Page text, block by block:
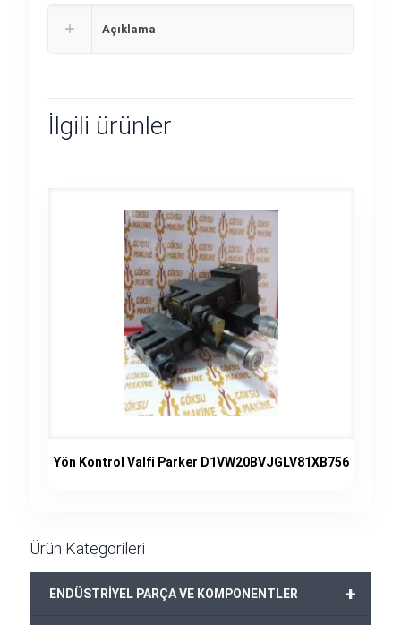
Açıklama
İlgili ürünler
Yön Kontrol Valfi Parker D1VW20BVJGLV81XB756
Ürün Kategorileri
+
ENDÜSTRİYEL PARÇA VE KOMPONENTLER